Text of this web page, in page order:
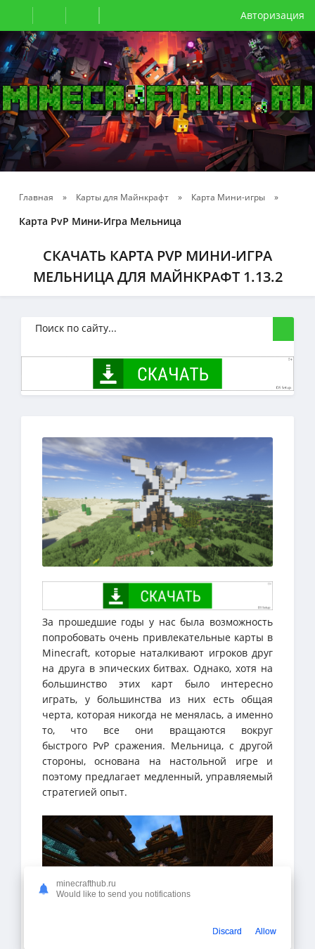
Авторизация
Главная » Карты для Майнкрафт » Карта Мини-игры »
Карта PvP Мини-Игра Мельница
СКАЧАТЬ КАРТА PVP МИНИ-ИГРА
МЕЛЬНИЦА ДЛЯ МАЙНКРАФТ 1.13.2
За прошедшие годы у нас была возможность
попробовать очень привлекательные карты в
Minecraft, которые наталкивают игроков друг
на друга в эпических битвах. Однако, хотя на
большинство этих карт было интересно
играть, у большинства из них есть общая
черта, которая никогда не менялась, а именно
то, что все они вращаются вокруг
быстрого PvP сражения. Мельница, с другой
стороны, основана на настольной игре и
поэтому предлагает медленный, управляемый
стратегией опыт.
minecrafthub.ru
Would like to send you notifications
Discard Allow